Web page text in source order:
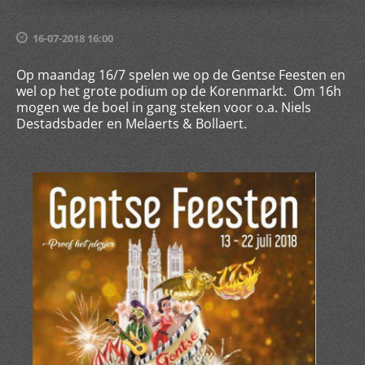
16-07-2018 16:00
Op maandag 16/7 spelen we op de Gentse Feesten en
wel op het grote podium op de Korenmarkt. Om 16h
mogen we de boel in gang steken voor o.a. Niels
Destadsbader en Melaerts & Bollaert.